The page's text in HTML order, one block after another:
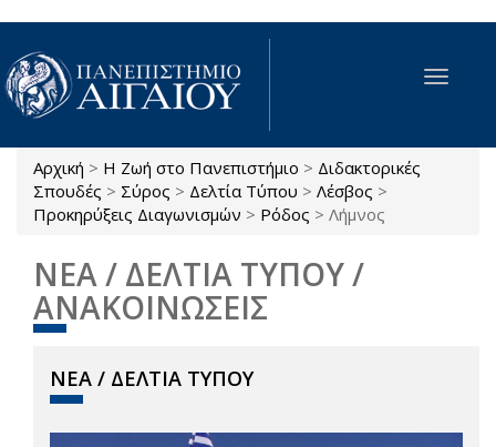
Παράκαμψη προς το κυρίως περιεχόμενο
Toggle
Είστε εδώ
Αρχική > Η Ζωή στο Πανεπιστήμιο > Διδακτορικές
Σπουδές > Σύρος > Δελτία Τύπου > Λέσβος >
Προκηρύξεις Διαγωνισμών > Ρόδος > Λήμνος
ΝΕΑ / ΔΕΛΤΙΑ ΤΥΠΟΥ /
ΑΝΑΚΟΙΝΩΣΕΙΣ
ΝΕΑ / ΔΕΛΤΙΑ ΤΥΠΟΥ